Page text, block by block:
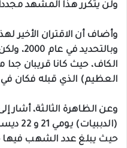
ولن يتكرر هذا المشهد مجددا
الكاف، حيث كانا قريبان
العظيم) الذي قبله فكان في عام
وعن الظاهرة الثالثة،